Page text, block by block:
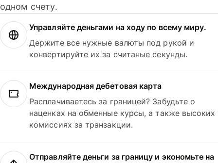
одном счету.
Управляйте деньгами на ходу по всему миру.
Держите все нужные валюты под рукой и
конвертируйте их за считаные секунды.
Международная дебетовая карта
Расплачиваетесь за границей? Забудьте о
наценках на обменные курсы, а также высоких
комиссиях за транзакции.
Отправляйте деньги за границу и экономьте на